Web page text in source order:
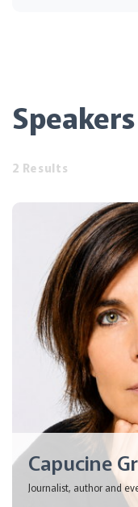
2 Results
Capucine
Journalist, author and